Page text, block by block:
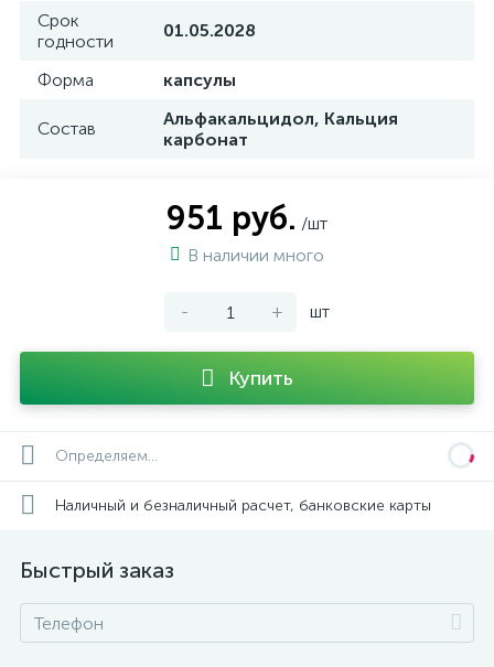
Срок
годности
01.05.2028
Форма капсулы
Состав
Альфакальцидол, Кальция
карбонат
951 руб. /шт
В наличии много
- + шт
Купить
Определяем...
Наличный и безналичный расчет, банковские карты
Быстрый заказ